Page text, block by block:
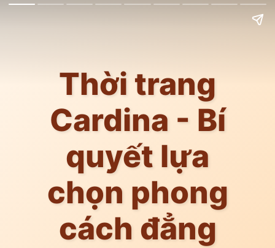
Thời trang
Cardina - Bí
quyết lựa
chọn phong
cách đẳng